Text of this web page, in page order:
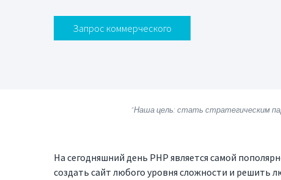
Запрос коммерческого
"Наша цель: стать стратегическим
На сегодняшний день PHP является самой
создать сайт любого уровня сложности и решить